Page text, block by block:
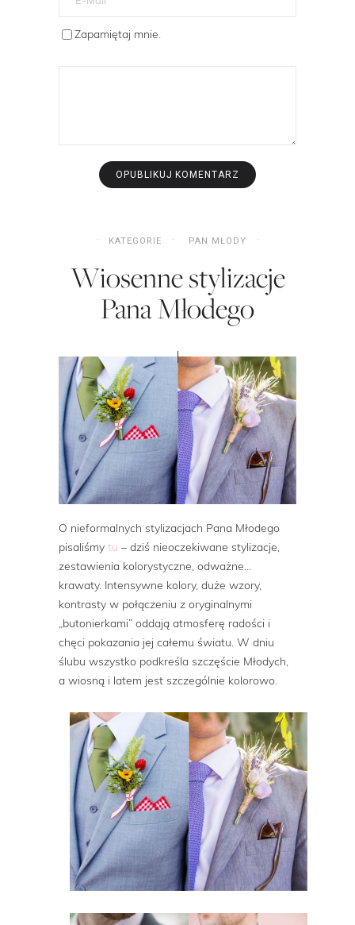
Zapamiętaj mnie.
KATEGORIE PAN MŁODY
Wiosenne stylizacje
Pana Młodego
O nieformalnych stylizacjach Pana Młodego
pisaliśmy tu – dziś nieoczekiwane stylizacje,
zestawienia kolorystyczne, odważne…
krawaty. Intensywne kolory, duże wzory,
kontrasty w połączeniu z oryginalnymi
„butonierkami” oddają atmosferę radości i
chęci pokazania jej całemu światu. W dniu
ślubu wszystko podkreśla szczęście Młodych,
a wiosną i latem jest szczególnie kolorowo.